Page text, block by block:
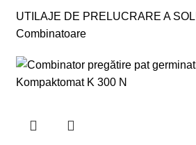
UTILAJE DE PRELUCRARE A
Combinatoare